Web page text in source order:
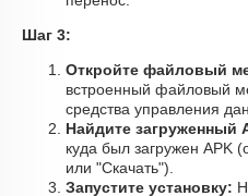
Шаг 3:
Откройте файловый
встроенный файловый
средства управления
Найдите загруженный
куда был загружен APK
или "Скачать").
Запустите установку: